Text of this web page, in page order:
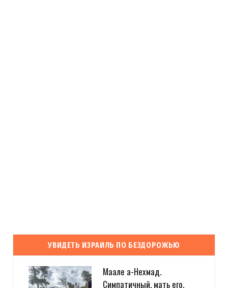
УВИДЕТЬ ИЗРАИЛЬ ПО БЕЗДОРОЖЬЮ
Маале а-Нехмад.
Симпатичный, мать его,